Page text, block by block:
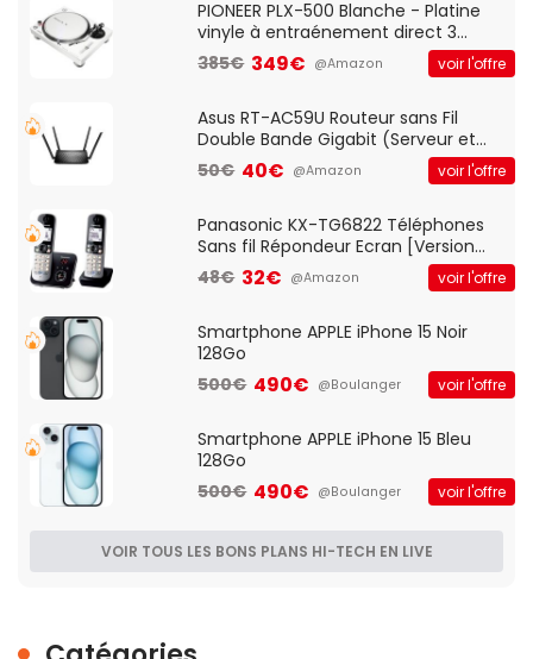
QWERTY UK - Noir
PIONEER PLX-500 Blanche - Platine
vinyle à entraénement direct 3
vitesses (33-45-78 trs/min) avec
pre-ampli intégré et port USB
385€ 349€ @Amazon voir l'offre
Asus RT-AC59U Routeur sans Fil
Double Bande Gigabit (Serveur et
Client VPN, Triple Vlan, Mode Point
d'accès et Bridge, contrôle Parental,
50€ 40€ @Amazon voir l'offre
Panasonic KX-TG6822 Téléphones
Sans fil Répondeur Ecran [Version
Française]
48€ 32€ @Amazon voir l'offre
Smartphone APPLE iPhone 15 Noir
128Go
500€ 490€ @Boulanger voir l'offre
Smartphone APPLE iPhone 15 Bleu
128Go
500€ 490€ @Boulanger voir l'offre
VOIR TOUS LES BONS PLANS HI-TECH EN LIVE